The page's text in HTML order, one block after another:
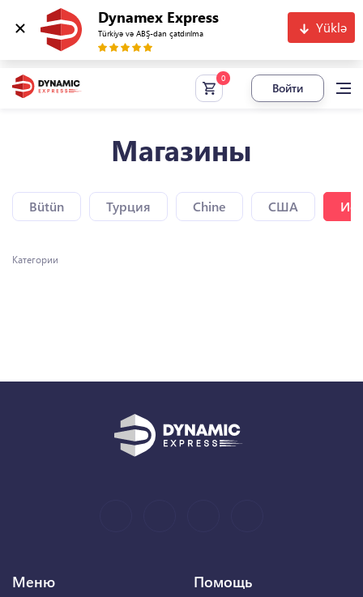
Dynamex Express
Türkiyə və ABŞ-dan çatdırılma Yüklə
Войти
Магазины
Bütün Турция Chine США
Категории
Меню Помощь